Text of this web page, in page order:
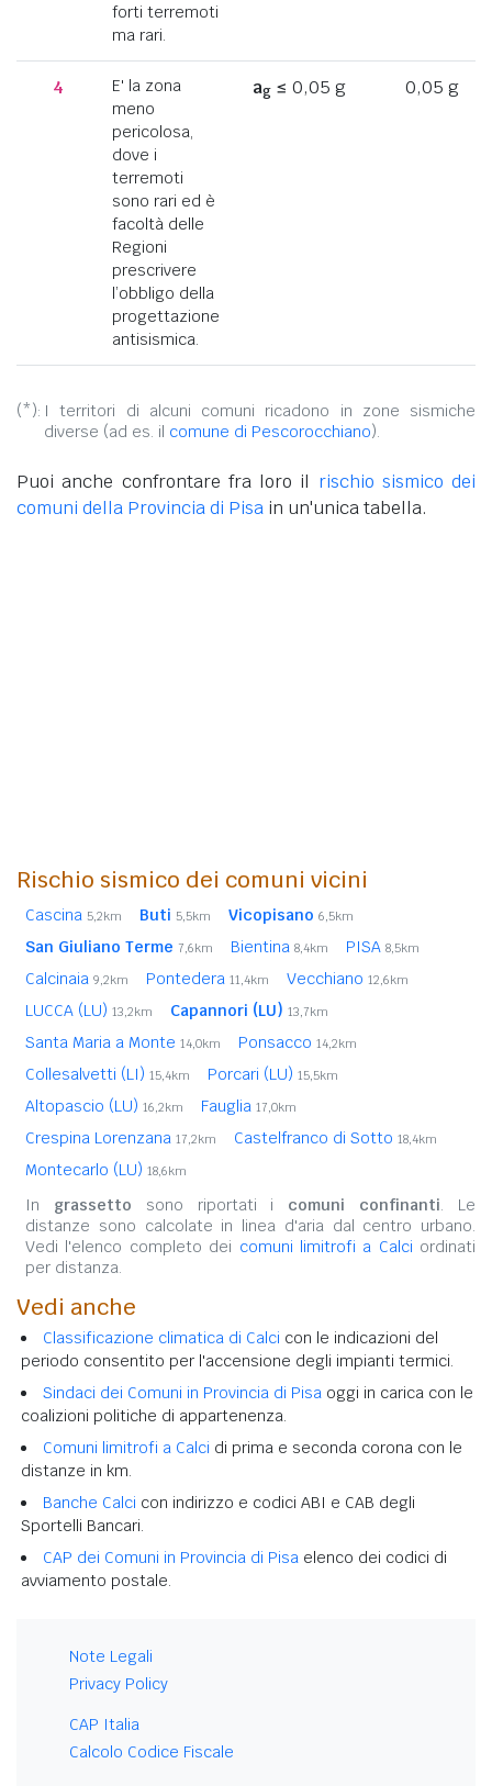
forti terremoti
ma rari.
4
E' la zona
meno
pericolosa,
dove i
terremoti
sono rari ed è
facoltà delle
Regioni
prescrivere
l’obbligo della
progettazione
antisismica.
ag≤ 0,05 g 0,05 g
(*): I territori di alcuni comuni ricadono in zone sismiche
diverse (ad es. il comune di Pescorocchiano).
Puoi anche confrontare fra loro il rischio sismico dei
comuni della Provincia di Pisa in un'unica tabella.
Rischio sismico dei comuni vicini
Cascina 5,2km Buti 5,5km Vicopisano 6,5km
San Giuliano Terme 7,6km Bientina 8,4km PISA 8,5km
Calcinaia 9,2km Pontedera 11,4km Vecchiano 12,6km
LUCCA (LU) 13,2km Capannori (LU) 13,7km
Santa Maria a Monte 14,0km Ponsacco 14,2km
Collesalvetti (LI) 15,4km Porcari (LU) 15,5km
Altopascio (LU) 16,2km Fauglia 17,0km
Crespina Lorenzana 17,2km Castelfranco di Sotto 18,4km
Montecarlo (LU) 18,6km
In grassetto sono riportati i comuni confinanti. Le
distanze sono calcolate in linea d'aria dal centro urbano.
Vedi l'elenco completo dei comuni limitrofi a Calci ordinati
per distanza.
Vedi anche
Classificazione climatica di Calci con le indicazioni del
periodo consentito per l'accensione degli impianti termici.
Sindaci dei Comuni in Provincia di Pisa oggi in carica con le
coalizioni politiche di appartenenza.
Comuni limitrofi a Calci di prima e seconda corona con le
distanze in km.
Banche Calci con indirizzo e codici ABI e CAB degli
Sportelli Bancari.
CAP dei Comuni in Provincia di Pisa elenco dei codici di
avviamento postale.
Note Legali
Privacy Policy
CAP Italia
Calcolo Codice Fiscale